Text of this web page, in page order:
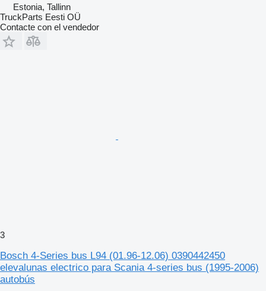
Estonia, Tallinn
TruckParts Eesti OÜ
Contacte con el vendedor
3
Bosch 4-Series bus L94 (01.96-12.06) 0390442450
elevalunas electrico para Scania 4-series bus (1995-2006)
autobús